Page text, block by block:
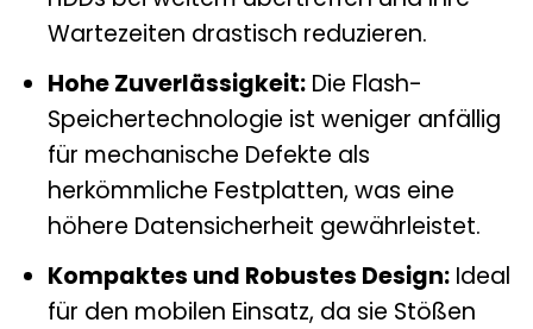
Wartezeiten drastisch reduzieren.
Hohe Zuverlässigkeit:Die Flash-
Speichertechnologie ist weniger anfällig
für mechanische Defekte als
herkömmliche Festplatten, was eine
höhere Datensicherheit gewährleistet.
Kompaktes und Robustes Design:Ideal
für den mobilen Einsatz, da sie Stößen